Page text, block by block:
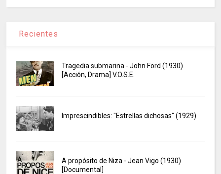
Recientes
Tragedia submarina - John Ford (1930)
[Acción, Drama] V.O.S.E.
Imprescindibles: "Estrellas dichosas" (1929)
A propósito de Niza - Jean Vigo (1930)
[Documental]